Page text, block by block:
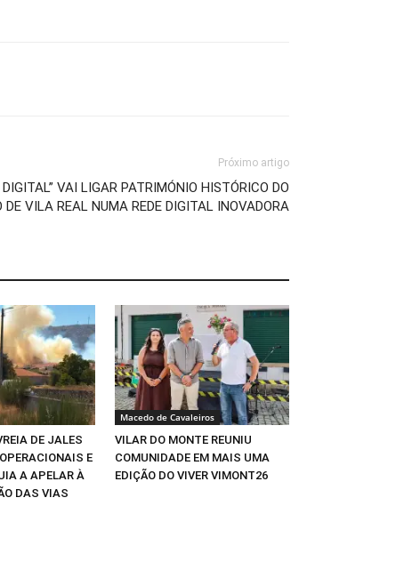
Próximo artigo
VAI LIGAR PATRIMÓNIO HISTÓRICO DO
DE VILA REAL NUMA REDE DIGITAL INOVADORA
DE JALES
E
A APELAR À
DAS VIAS
Macedo de Cavaleiros
VILAR DO MONTE REUNIU
COMUNIDADE EM MAIS UMA
EDIÇÃO DO VIVER VIMONT26